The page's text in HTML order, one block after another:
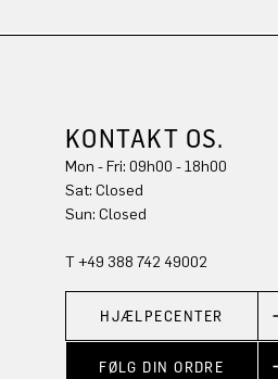
KONTAKT OS.
Mon - Fri: 09h00 - 18h00
Sun: Closed
T +49 388 742 49002
HJÆLPECENTER
FØLG DIN ORDRE